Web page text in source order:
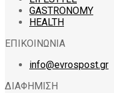
GASTRONOMY
HEALTH
ΕΠΙΚΟΙΝΩΝΙΑ
info@evrospost.gr
ΔΙΑΦΗΜΙΣΗ